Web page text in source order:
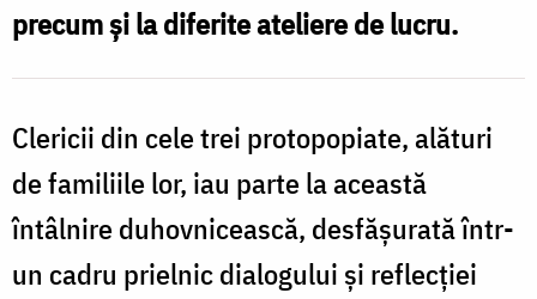
precum și la diferite ateliere de lucru.
Clericii din cele trei protopopiate, alături
de familiile lor, iau parte la această
întâlnire duhovnicească, desfășurată într-
un cadru prielnic dialogului și reflecției